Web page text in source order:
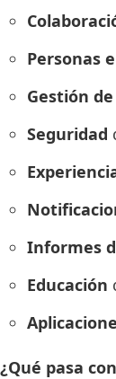
Personas
Gestión
Seguridad
Informes
Educación
¿Qué pasa